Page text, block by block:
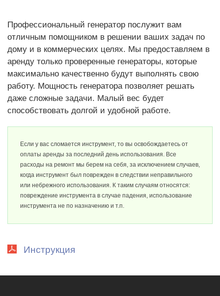
Профессиональный генератор послужит вам
отличным помощником в решении ваших задач по
дому и в коммерческих целях. Мы предоставляем в
аренду только проверенные генераторы, которые
максимально качественно будут выполнять свою
работу. Мощность генератора позволяет решать
даже сложные задачи. Малый вес будет
способствовать долгой и удобной работе.
Если у вас сломается инструмент, то вы освобождаетесь от
оплаты аренды за последний день использования. Все
расходы на ремонт мы берем на себя, за исключением случаев,
когда инструмент был поврежден в следствии неправильного
или небрежного использования. К таким случаям относятся:
повреждение инструмента в случае падения, использование
инструмента не по назначению и т.п.
Инструкция